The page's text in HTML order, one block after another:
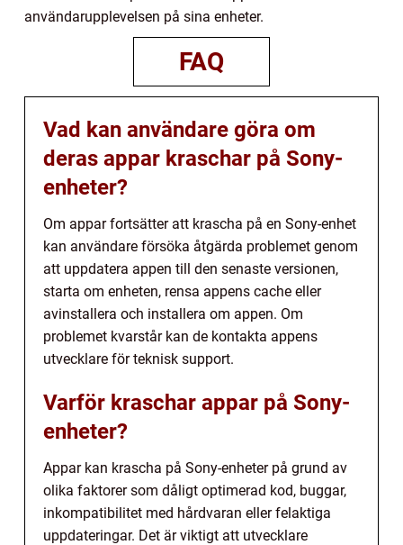
användarupplevelsen på sina enheter.
FAQ
Vad kan användare göra om
deras appar kraschar på Sony-
enheter?
Om appar fortsätter att krascha på en Sony-enhet
kan användare försöka åtgärda problemet genom
att uppdatera appen till den senaste versionen,
starta om enheten, rensa appens cache eller
avinstallera och installera om appen. Om
problemet kvarstår kan de kontakta appens
utvecklare för teknisk support.
Varför kraschar appar på Sony-
enheter?
Appar kan krascha på Sony-enheter på grund av
olika faktorer som dåligt optimerad kod, buggar,
inkompatibilitet med hårdvaran eller felaktiga
uppdateringar. Det är viktigt att utvecklare